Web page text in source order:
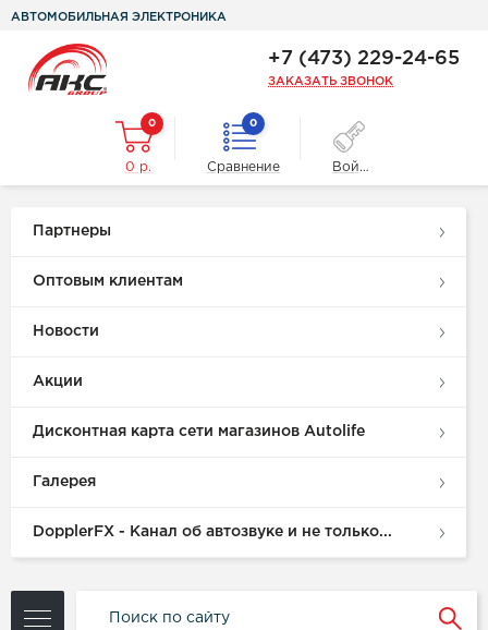
АВТОМОБИЛЬНАЯ ЭЛЕКТРОНИКА
+7 (473) 229-24-65
ЗАКАЗАТЬ ЗВОНОК
0
0 р.
0
Сравнение Войти
Партнеры
Оптовым клиентам
Новости
Акции
Дисконтная карта сети магазинов Autolife
Галерея
DopplerFX - Канал об автозвуке и не только...